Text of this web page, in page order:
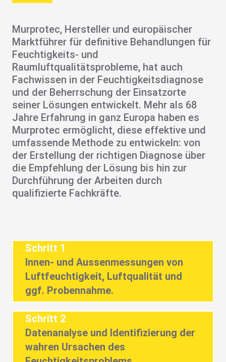
Murprotec, Hersteller und europäischer
Marktführer für definitive Behandlungen für
Feuchtigkeits- und
Raumluftqualitätsprobleme, hat auch
Fachwissen in der Feuchtigkeitsdiagnose
und der Beherrschung der Einsatzorte
seiner Lösungen entwickelt. Mehr als 68
Jahre Erfahrung in ganz Europa haben es
Murprotec ermöglicht, diese effektive und
umfassende Methode zu entwickeln: von
der Erstellung der richtigen Diagnose über
die Empfehlung der Lösung bis hin zur
Durchführung der Arbeiten durch
qualifizierte Fachkräfte.
Schritt 1
Innen- und Aussenmessungen von
Luftfeuchtigkeit, Luftqualität und
ggf. Probennahme.
Schritt 2
Datenanalyse und Identifizierung der
wahren Ursachen des